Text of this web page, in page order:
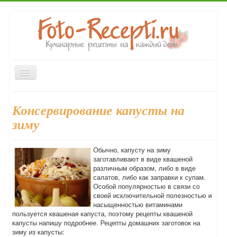
Включить/
выключить
Десерты
Выпечка Напитки Консервирование
Форум
Консервирование капусты на
зиму
Обычно, капусту на зиму
заготавливают в виде квашеной
различным образом, либо в виде
салатов, либо как заправки к супам.
Особой популярностью в связи со
своей исключительной полезностью и
насыщенностью витаминами
пользуется квашеная капуста, поэтому рецепты квашеной
капусты напишу подробнее. Рецепты домашних заготовок на
зиму из капусты: